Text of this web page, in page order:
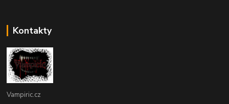
Kontakty
Vampiric.cz